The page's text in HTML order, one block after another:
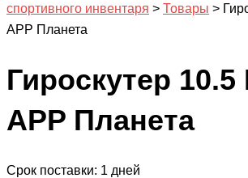
спортивного инвентаря > Товары >
APP Планета
Гироскутер 10.5
APP Планета
Срок поставки: 1 дней